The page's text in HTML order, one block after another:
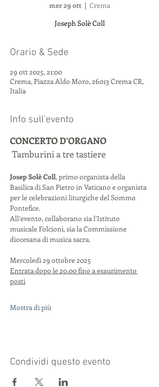
mer 29 ott
  |
Crema
Joseph Solè Coll
Orario & Sede
29 ott 2025, 21:00
Crema, Piazza Aldo Moro, 26013 Crema CR,
Italia
Info sull'evento
CONCERTO D’ORGANO
Tamburini a tre tastiere
Josep Solè Coll, primo organista della
Basilica di San Pietro in Vaticano e organista
per le celebrazioni liturgiche del Sommo
Pontefice.
All’evento, collaborano sia l’Istituto
musicale Folcioni, sia la Commissione
diocesana di musica sacra.
Mercoledì 29 ottobre 2025
Entrata dopo le 20.00 fino a esaurimento
posti
Mostra di più
Condividi questo evento